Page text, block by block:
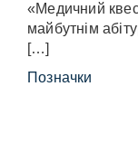
«Медичний
майбутнім
[…]
Позначки